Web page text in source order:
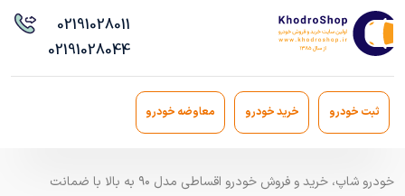
02191028011
02191028044
ثبت خودرو خرید خودرو معاوضه خودرو
خودرو شاپ، خرید و فروش خودرو اقساطی مدل ۹۰ به بالا با ضمانت